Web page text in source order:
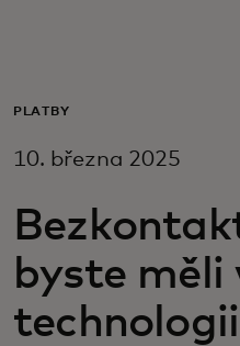
Pro firmy
Pro inovátory
Novinky a trendy
PLATBY
10. března 2025
byste měli